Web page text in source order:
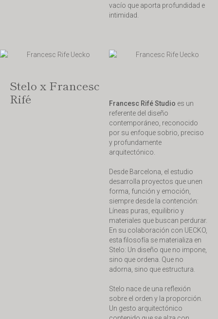
vacío que aporta profundidad e
intimidad.
Stelo x Francesc
Rifé Francesc Rifé Studio es un
referente del diseño
contemporáneo, reconocido
por su enfoque sobrio, preciso
y profundamente
arquitectónico.
Desde Barcelona, el estudio
desarrolla proyectos que unen
forma, función y emoción,
siempre desde la contención:
Líneas puras, equilibrio y
materiales que buscan perdurar.
En su colaboración con UECKO,
esta filosofía se materializa en
Stelo: Un diseño que no impone,
sino que ordena. Que no
adorna, sino que estructura.
Stelo nace de una reflexión
sobre el orden y la proporción.
Un gesto arquitectónico